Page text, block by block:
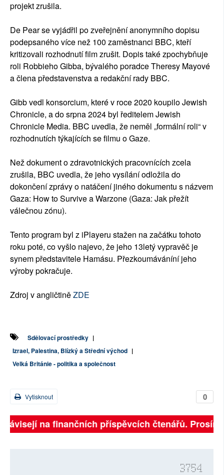
projekt zrušila.
De Pear se vyjádřil po zveřejnění anonymního dopisu
podepsaného více než 100 zaměstnanci BBC, kteří
kritizovali rozhodnutí film zrušit. Dopis také zpochybňuje
roli Robbieho Gibba, bývalého poradce Theresy Mayové
a člena představenstva a redakční rady BBC.
Gibb vedl konsorcium, které v roce 2020 koupilo Jewish
Chronicle, a do srpna 2024 byl ředitelem Jewish
Chronicle Media. BBC uvedla, že neměl „formální roli“ v
rozhodnutích týkajících se filmu o Gaze.
Než dokument o zdravotnických pracovnících zcela
zrušila, BBC uvedla, že jeho vysílání odložila do
dokončení zprávy o natáčení jiného dokumentu s názvem
Gaza: How to Survive a Warzone (Gaza: Jak přežít
válečnou zónu).
Tento program byl z iPlayeru stažen na začátku tohoto
roku poté, co vyšlo najevo, že jeho 13letý vypravěč je
synem představitele Hamásu. Přezkoumáváníní jeho
výroby pokračuje.
Zdroj v angličtiněZDE
Sdělovací prostředky |
Izrael, Palestina, Blízký a Střední východ |
Velká Británie - politika a společnost
0
Vytisknout
na finančních příspěvcích čtenářů.
3754